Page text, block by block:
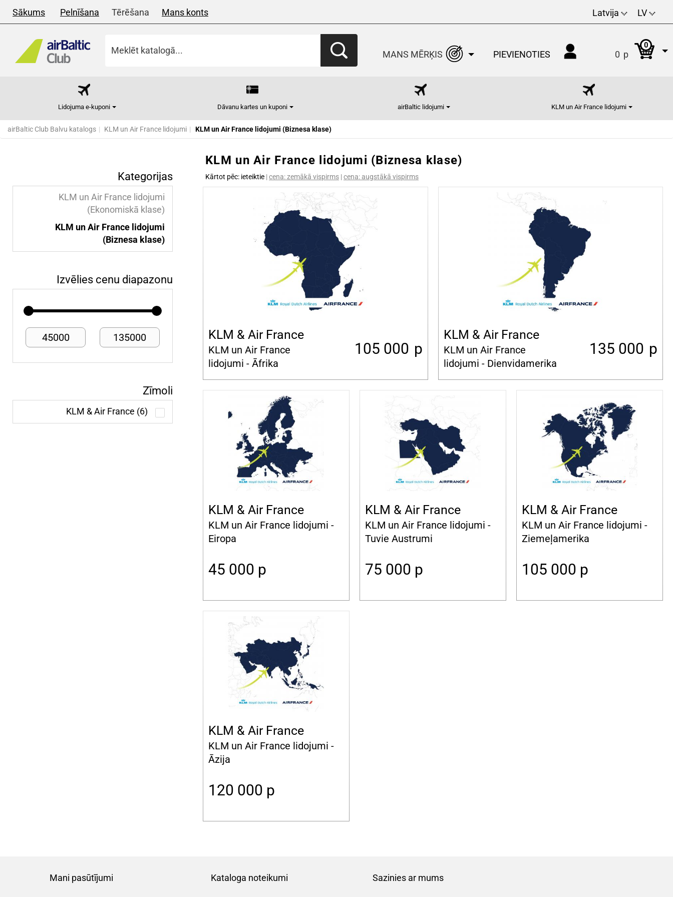
Sākums Pelnīšana Tērēšana Mans konts Latvija LV
0 p
0
PIEVIENOTIES
MANS MĒRĶIS
Lidojuma e-kuponi Dāvanu kartes un kuponi airBaltic lidojumi KLM un Air France lidojumi
airBaltic Club Balvu katalogs KLM un Air France lidojumi KLM un Air France lidojumi (Biznesa klase)
Kategorijas
KLM un Air France lidojumi
(Ekonomiskā klase)
KLM un Air France lidojumi
(Biznesa klase)
Izvēlies cenu diapazonu
45000 135000
Zīmoli
KLM & Air France (6)
KLM un Air France lidojumi (Biznesa klase)
Kārtot pēc: ieteiktie |cena: zemākā vispirms |cena: augstākā vispirms
KLM & Air France
KLM un Air France
lidojumi - Āfrika
105 000 p
KLM & Air France
KLM un Air France
lidojumi - Dienvidamerika
135 000 p
KLM & Air France
KLM un Air France lidojumi -
Eiropa
45 000 p
KLM & Air France
KLM un Air France lidojumi -
Tuvie Austrumi
75 000 p
KLM & Air France
KLM un Air France lidojumi -
Ziemeļamerika
105 000 p
KLM & Air France
KLM un Air France lidojumi -
Āzija
120 000 p
Mani pasūtījumi Kataloga noteikumi Sazinies ar mums